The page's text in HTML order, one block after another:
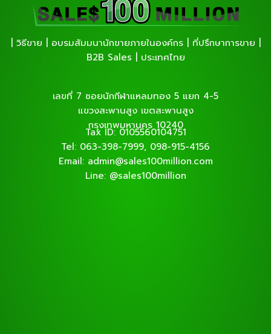
| วิธีขาย | อบรมสัมมนานักขายภายในองค์กร | ที่ปรึกษาการขาย |
B2B Sales | ประเทศไทย
เลขที่ 7 ซอยนักกีฬาแหลมทอง 5 แยก 4-5
แขวงสะพานสูง เขตสะพานสูง
กรุงเทพมหานคร 10240
Tax ID: 0105560104751
Tel: 063-398-7999, 098-915-4156
Email: admin@sales100million.com
Line: @sales100million